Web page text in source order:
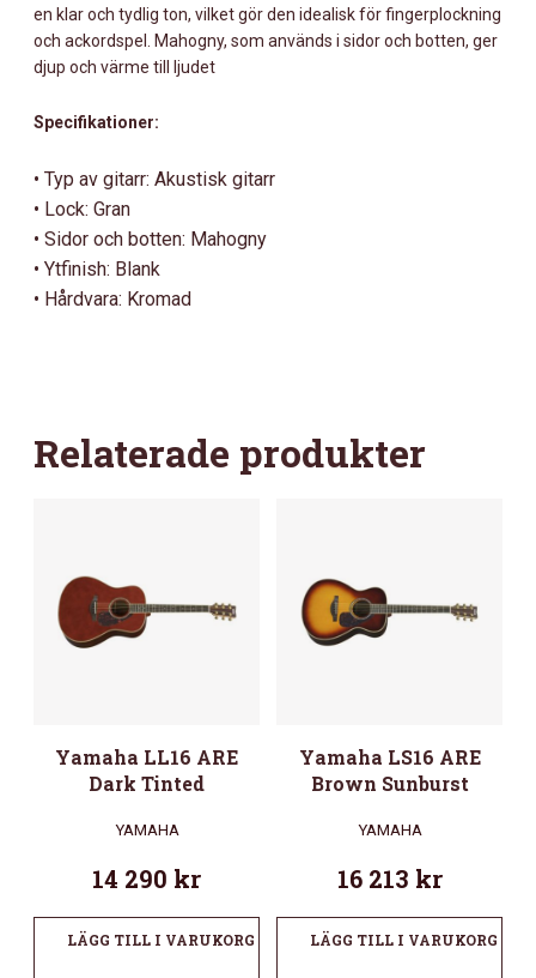
en klar och tydlig ton, vilket gör den idealisk för fingerplockning
och ackordspel. Mahogny, som används i sidor och botten, ger
djup och värme till ljudet
Specifikationer:
• Typ av gitarr: Akustisk gitarr
• Lock: Gran
• Sidor och botten: Mahogny
• Ytfinish: Blank
• Hårdvara: Kromad
Relaterade produkter
Yamaha LL16 ARE
Dark Tinted
YAMAHA
14 290 kr
LÄGG TILL I VARUKORG
Yamaha LS16 ARE
Brown Sunburst
YAMAHA
16 213 kr
LÄGG TILL I VARUKORG